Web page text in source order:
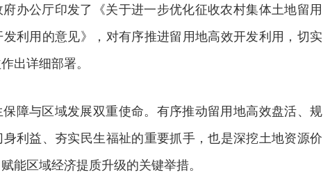
办公厅印发了《关于进一步优化征收农村集体土地留用
利用的意见》，对有序推进留用地高效开发利用，切实
出详细部署。
障与区域发展双重使命。有序推动留用地高效盘活、规
利益、夯实民生福祉的重要抓手，也是深挖土地资源价
能区域经济提质升级的关键举措。